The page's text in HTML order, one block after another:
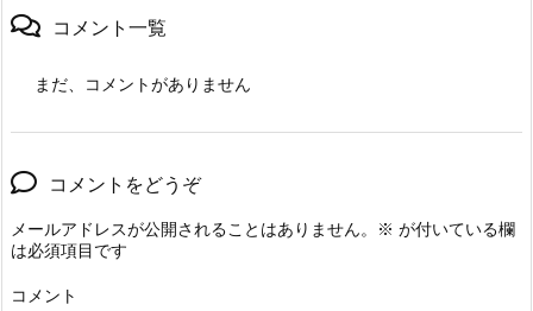
コメント一覧
まだ、コメントがありません
コメントをどうぞ
メールアドレスが公開されることはありません。 ※ が付いている欄
は必須項目です
コメント